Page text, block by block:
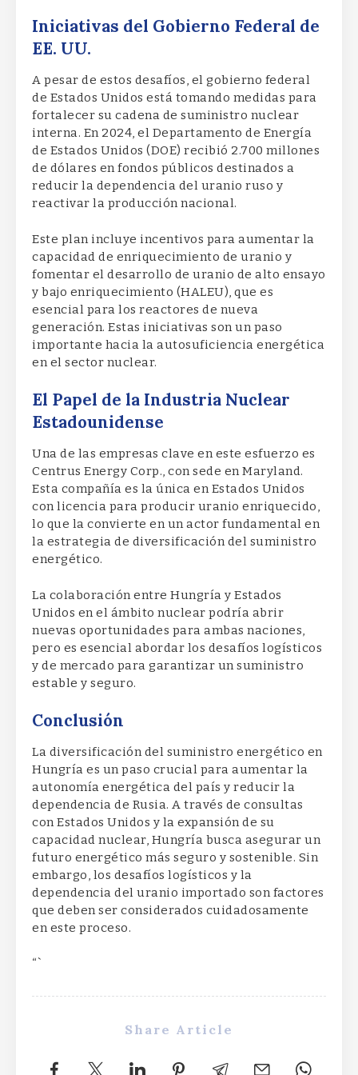
Iniciativas del Gobierno Federal de
EE. UU.
A pesar de estos desafíos, el gobierno federal
de Estados Unidos está tomando medidas para
fortalecer su cadena de suministro nuclear
interna. En 2024, el Departamento de Energía
de Estados Unidos (DOE) recibió 2.700 millones
de dólares en fondos públicos destinados a
reducir la dependencia del uranio ruso y
reactivar la producción nacional.
Este plan incluye incentivos para aumentar la
capacidad de enriquecimiento de uranio y
fomentar el desarrollo de uranio de alto ensayo
y bajo enriquecimiento (HALEU), que es
esencial para los reactores de nueva
generación. Estas iniciativas son un paso
importante hacia la autosuficiencia energética
en el sector nuclear.
El Papel de la Industria Nuclear
Estadounidense
Una de las empresas clave en este esfuerzo es
Centrus Energy Corp., con sede en Maryland.
Esta compañía es la única en Estados Unidos
con licencia para producir uranio enriquecido,
lo que la convierte en un actor fundamental en
la estrategia de diversificación del suministro
energético.
La colaboración entre Hungría y Estados
Unidos en el ámbito nuclear podría abrir
nuevas oportunidades para ambas naciones,
pero es esencial abordar los desafíos logísticos
y de mercado para garantizar un suministro
estable y seguro.
Conclusión
La diversificación del suministro energético en
Hungría es un paso crucial para aumentar la
autonomía energética del país y reducir la
dependencia de Rusia. A través de consultas
con Estados Unidos y la expansión de su
capacidad nuclear, Hungría busca asegurar un
futuro energético más seguro y sostenible. Sin
embargo, los desafíos logísticos y la
dependencia del uranio importado son factores
que deben ser considerados cuidadosamente
en este proceso.
“`
Share Article